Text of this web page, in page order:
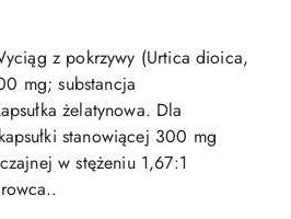
z pokrzywy (Urtica dioica,
mg; substancja
żelatynowa. Dla
stanowiącej 300 mg
w stężeniu 1,67:1